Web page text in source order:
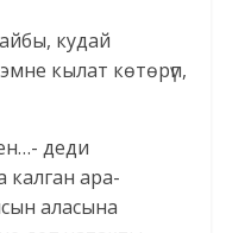
кудай
кылат көтөрүп,
деди
калган ара-
аласына